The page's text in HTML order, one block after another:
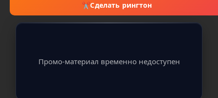
✂Сделать рингтон
Промо-материал временно недоступен